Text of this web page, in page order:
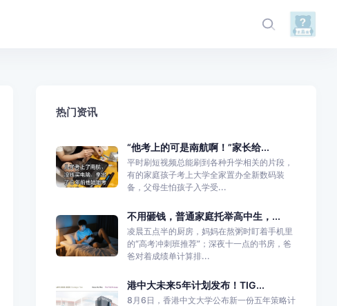
热门资讯
“他考上的可是南航啊！”家长给...
平时刷短视频总能刷到各种升学相关的片段，
有的家庭孩子考上大学全家置办全新数码装
备，父母生怕孩子入学受...
不用砸钱，普通家庭托举高中生，...
凌晨五点半的厨房，妈妈在熬粥时盯着手机里
的“高考冲刺班推荐”；深夜十一点的书房，爸
爸对着成绩单计算排...
港中大未来5年计划发布！TIG...
8月6日，香港中文大学公布新一份五年策略计